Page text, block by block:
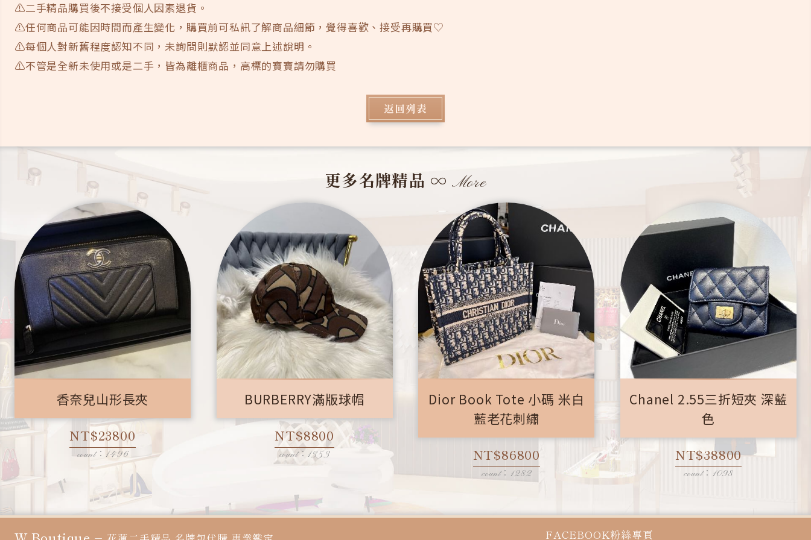
⚠️二手精品購買後不接受個人因素退貨。
⚠️任何商品可能因時間而產生變化，購買前可私訊了解商品細節，覺得喜歡、接受再購買♡
⚠️每個人對新舊程度認知不同，未詢問則默認並同意上述說明。
⚠️不管是全新未使用或是二手，皆為離櫃商品，高標的寶寶請勿購買
返回列表
更多名牌精品 ∞ More
香奈兒山形長夾
NT$23800
count：1496
BURBERRY滿版球帽
NT$8800
count：1353
Dior Book Tote 小碼 米白
藍老花刺繡
NT$86800
count：1282
Chanel 2.55三折短夾 深藍
色
NT$38800
count：1098
FACEBOOK粉絲專頁